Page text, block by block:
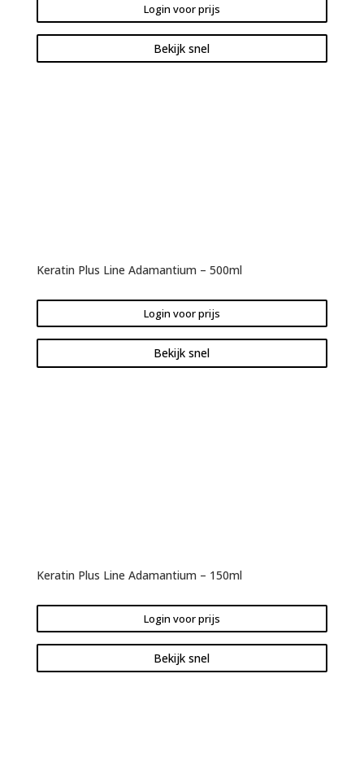
Login voor prijs
Bekijk snel
Keratin Plus Line Adamantium – 500ml
Login voor prijs
Bekijk snel
Keratin Plus Line Adamantium – 150ml
Login voor prijs
Bekijk snel